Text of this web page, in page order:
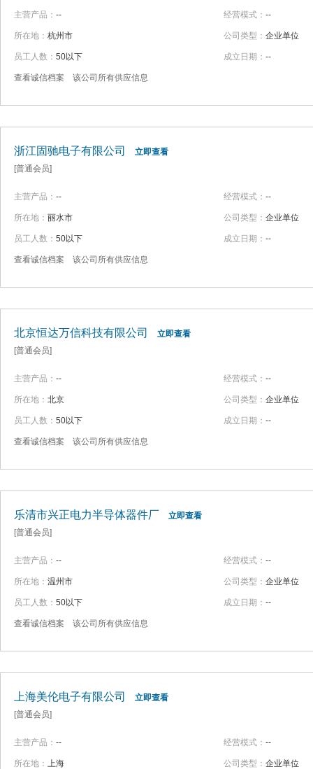
主营产品： --
所在地： 杭州市
员工人数： 50以下
查看诚信档案 该公司所有供应信息
经营模式： --
公司类型： 企业单位
成立日期： --
浙江固驰电子有限公司
立即查看
[普通会员]
主营产品： --
所在地： 丽水市
员工人数： 50以下
查看诚信档案 该公司所有供应信息
经营模式： --
公司类型： 企业单位
成立日期： --
北京恒达万信科技有限公司
立即查看
[普通会员]
主营产品： --
所在地： 北京
员工人数： 50以下
查看诚信档案 该公司所有供应信息
经营模式： --
公司类型： 企业单位
成立日期： --
乐清市兴正电力半导体器件厂
立即查看
[普通会员]
主营产品： --
所在地： 温州市
员工人数： 50以下
查看诚信档案 该公司所有供应信息
经营模式： --
公司类型： 企业单位
成立日期： --
上海美伦电子有限公司
立即查看
[普通会员]
主营产品： --
所在地： 上海
经营模式： --
公司类型： 企业单位